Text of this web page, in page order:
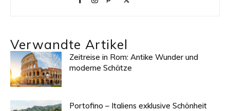
Verwandte Artikel
Zeitreise in Rom: Antike Wunder und
moderne Schätze
Portofino – Italiens exklusive Schönheit